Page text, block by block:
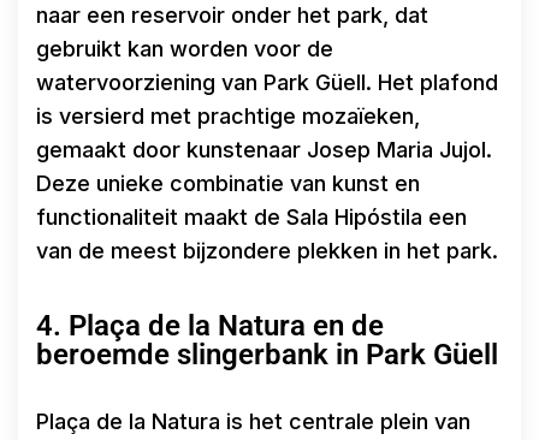
naar een reservoir onder het park, dat
gebruikt kan worden voor de
watervoorziening van Park Güell. Het plafond
is versierd met prachtige mozaïeken,
gemaakt door kunstenaar Josep Maria Jujol.
Deze unieke combinatie van kunst en
functionaliteit maakt de Sala Hipóstila een
van de meest bijzondere plekken in het park.
4. Plaça de la Natura en de
beroemde slingerbank in Park Güell
Plaça de la Natura is het centrale plein van